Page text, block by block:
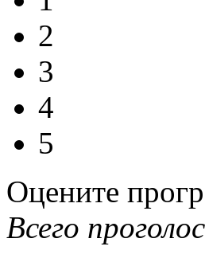
2
3
4
5
Оцените
Всего